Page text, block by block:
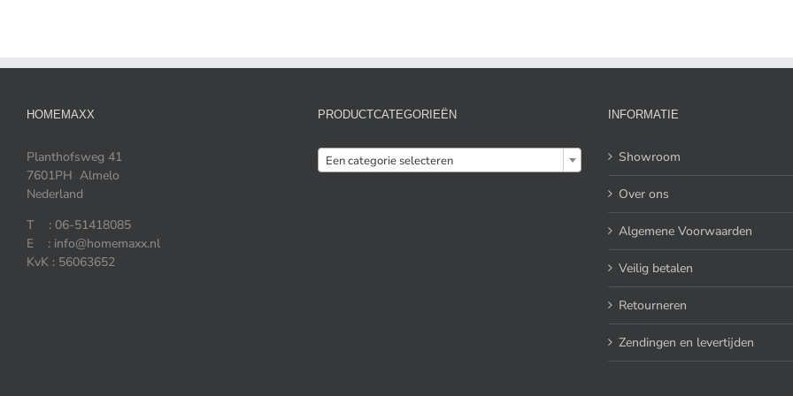
HOMEMAXX
Planthofsweg 41
7601PH Almelo
Nederland
T : 06-51418085
E : info@homemaxx.nl
KvK : 56063652
PRODUCTCATEGORIEËN
Een categorie selecteren
INFORMATIE
Showroom
Over ons
Algemene Voorwaarden
Veilig betalen
Retourneren
Zendingen en levertijden